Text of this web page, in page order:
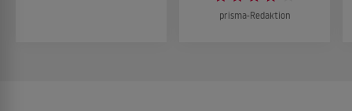
prisma-Redaktion